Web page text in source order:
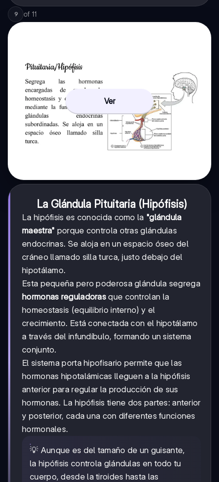
9 of 11
Ver
La Glándula Pituitaria (Hipófisis)
La hipófisis es conocida como la "glándula
maestra" porque controla otras glándulas
endocrinas. Se aloja en un espacio óseo del
cráneo llamado silla turca, justo debajo del
hipotálamo.
Esta pequeña pero poderosa glándula segrega
hormonas reguladoras que controlan la
homeostasis (equilibrio interno) y el
crecimiento. Está conectada con el hipotálamo
a través del infundíbulo, formando un sistema
conjunto.
El sistema porta hipofisario permite que las
hormonas hipotalámicas lleguen a la hipófisis
anterior para regular la producción de sus
hormonas. La hipófisis tiene dos partes: anterior
y posterior, cada una con diferentes funciones
hormonales.
💡 Aunque es del tamaño de un guisante,
la hipófisis controla glándulas en todo tu
cuerpo, desde la tiroides hasta las